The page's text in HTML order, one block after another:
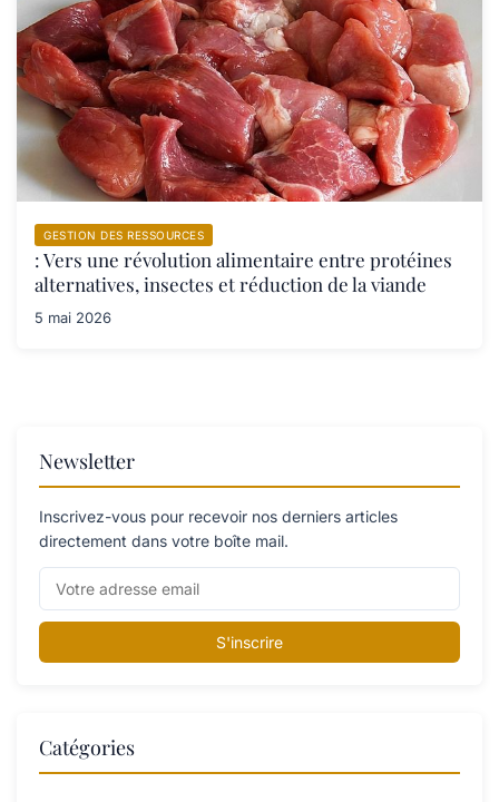
GESTION DES RESSOURCES
: Vers une révolution alimentaire entre protéines
alternatives, insectes et réduction de la viande
5 mai 2026
Newsletter
Inscrivez-vous pour recevoir nos derniers articles
directement dans votre boîte mail.
S'inscrire
Catégories